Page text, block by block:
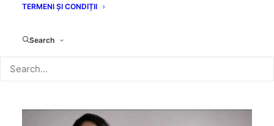
TERMENI ȘI CONDIȚII
Search
AUGUST 31, 2019 | IN FILME CULTURALE & EDUCAȚIONALE
ROMANI